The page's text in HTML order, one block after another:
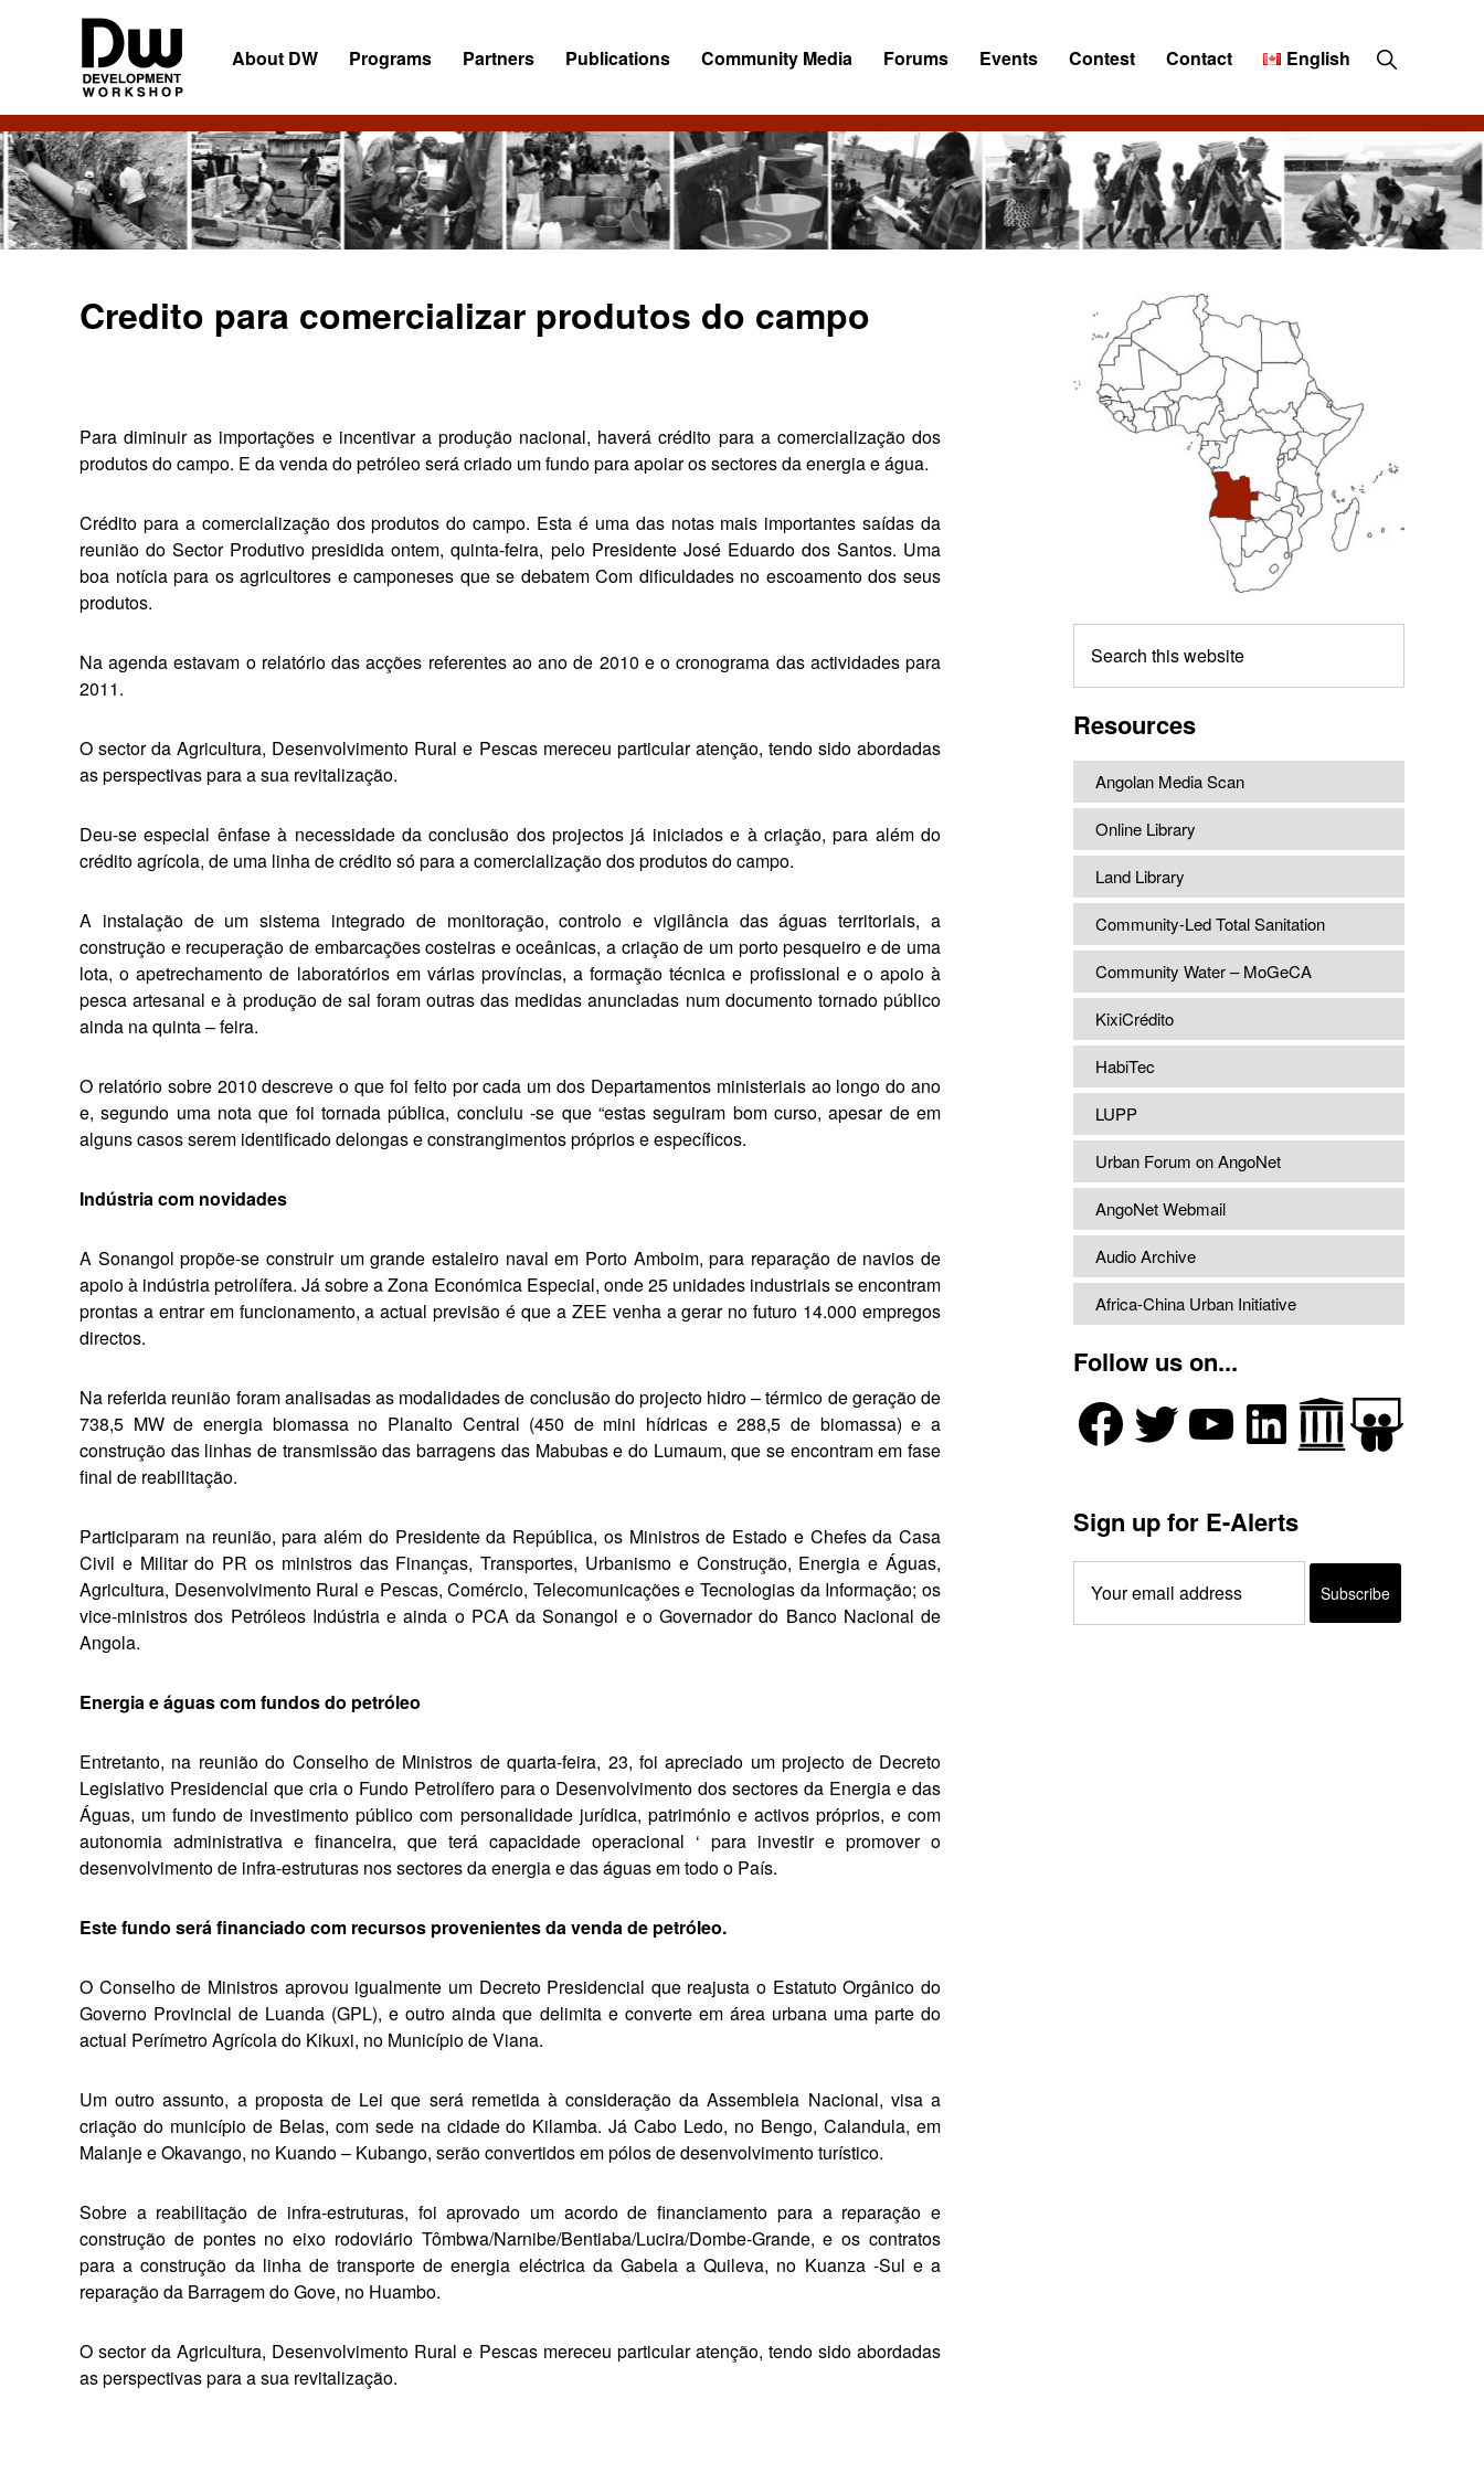
DW
Angola
Development
Workshop
Angola
About DW Programs Partners Publications Community Media Forums Events Contest Contact English Show
Search
Credito para comercializar produtos do campo
Para diminuir as importações e incentivar a produção nacional, haverá crédito para a comercialização dos
produtos do campo. E da venda do petróleo será criado um fundo para apoiar os sectores da energia e água.
Crédito para a comercia­lização dos produtos do campo. Esta é uma das notas mais importantes saídas da
reunião do Sector Produtivo presidida ontem, quinta-feira, pelo Presidente José Eduardo dos Santos. Uma
boa notícia para os agricultores e camponeses que se debatem Com dificuldades no escoamento dos seus
produtos.
Na agenda estavam o relatório das acções referentes ao ano de 2010 e o cronograma das actividades para
2011.
O sector da Agricultura, Desen­volvimento Rural e Pescas mere­ceu particular atenção, tendo sido abordadas
as perspectivas para a sua revitalização.
Deu-se especial ênfase à neces­sidade da conclusão dos projectos já iniciados e à criação, para além do
crédito agrícola, de uma linha de crédito só para a comercialização dos produtos do campo.
A instalação de um sistema integrado de monitoração, controlo e vigilância das águas territoriais, a
construção e recuperação de embarcações costeiras e oceânicas, a criação de um porto pesqueiro e de uma
lota, o apetrechamento de laboratórios em várias províncias, a formação técnica e profissional e o apoio à
pesca artesanal e à produção de sal foram outras das medidas anunciadas num documento torna­do público
ainda na quinta – feira.
O relatório sobre 2010 descreve o que foi feito por cada um dos Departamentos ministeriais ao longo do ano
e, segundo uma nota que foi tornada pública, concluiu -se que “estas seguiram bom curso, apesar de em
alguns casos serem identificado delongas e constrangimentos próprios e específicos.
Indústria com novidades
A Sonangol propõe-se construir um grande estaleiro naval em Porto Am­boim, para reparação de navios de
apoio à indústria petrolífera. Já sobre a Zona Económica Especial, onde 25 unidades industriais se encontram
prontas a entrar em funcionamento, a actual previsão é que a ZEE venha a gerar no futuro 14.000 empregos
directos.
Na referida reunião foram analisa­das as modalidades de conclusão do projecto hidro – térmico de geração de
738,5 MW de energia biomassa no Planalto Central (450 de mini hídricas e 288,5 de biomassa) e a
construção das linhas de transmis­são das barragens das Mabubas e do Lumaum, que se encontram em fase
final de reabilitação.
Participaram na reunião, para além do Presidente da República, os Ministros de Estado e Chefes da Casa
Civil e Militar do PR os ministros das Finanças, Transportes, Urbanis­mo e Construção, Energia e Águas,
Agricultura, Desenvolvimento Rural e Pescas, Comércio, Telecomunica­ções e Tecnologias da Informação; os
vice-ministros dos Petróleos Indústria e ainda o PCA da Sonangol e o Governador do Banco Nacional de
Angola.
Energia e águas com fundos do petróleo
Entretanto, na reunião do Conselho de Ministros de quarta-feira, 23, foi apreciado um projecto de Decreto
Legislativo Presidencial que cria o Fundo Petrolífero para o Desenvolvi­mento dos sectores da Energia e das
Águas, um fundo de investimento público com personalidade jurídica, património e activos próprios, e com
autonomia administrativa e financei­ra, que terá capacidade operacional ‘ para investir e promover o
desenvolvi­mento de infra-estruturas nos sectores da energia e das águas em todo o País.
Este fundo será financiado com recur­sos provenientes da venda de petróleo.
O Conselho de Ministros aprovou igualmente um Decreto Presidencial ­que reajusta o Estatuto Orgânico do
Governo Provincial de Luanda (GPL), e outro ainda que delimita e converte em área urbana uma parte do
actual Perímetro Agrícola do Kikuxi, no Município de Viana.
Um outro assunto, a proposta de Lei que será remetida à consideração da Assembleia Nacional, visa a
criação do município de Belas, com sede na cidade do Kilamba. Já Cabo Ledo, no Bengo, Calandula, em
Malanje e Oka­vango, no Kuando – Kubango, serão convertidos em pólos de desenvolvi­mento turístico.
Sobre a reabilitação de infra-estruturas, foi aprovado um acordo de financiamento para a reparação e
construção de pontes no eixo rodoviário Tômbwa/Narnibe/Ben­tiaba/Lucira/Dombe-Grande, e os contratos
para a construção da linha de transporte de energia eléctrica da Gabela a Quileva, no Kuanza -Sul e a
reparação da Barragem do Gove, no Huambo.
O sector da Agricultura, Desenvolvimento Rural e Pescas mere­ceu particular atenção, tendo sido abordadas
as perspectivas para a sua revitalização.
Primary
Sidebar
this
Resources
Angolan Media Scan
Online Library
Land Library
Community-Led Total Sanitation
Community Water – MoGeCA
KixiCrédito
HabiTec
LUPP
Urban Forum on AngoNet
AngoNet Webmail
Audio Archive
Africa-China Urban Initiative
Follow us on...
Sign up for E-Alerts